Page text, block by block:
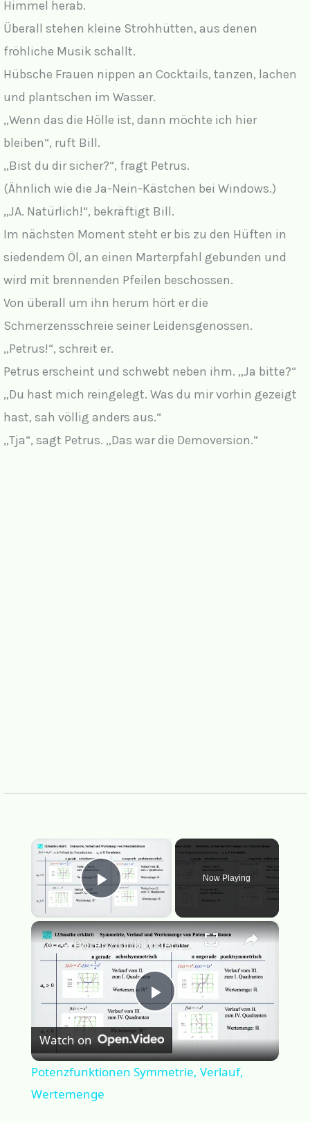
Himmel herab.
Überall stehen kleine Strohhütten, aus denen
fröhliche Musik schallt.
Hübsche Frauen nippen an Cocktails, tanzen, lachen
und plantschen im Wasser.
„Wenn das die Hölle ist, dann möchte ich hier
bleiben“, ruft Bill.
„Bist du dir sicher?“, fragt Petrus.
(Ähnlich wie die Ja-Nein-Kästchen bei Windows.)
„JA. Natürlich!“, bekräftigt Bill.
Im nächsten Moment steht er bis zu den Hüften in
siedendem Öl, an einen Marterpfahl gebunden und
wird mit brennenden Pfeilen beschossen.
Von überall um ihn herum hört er die
Schmerzensschreie seiner Leidensgenossen.
„Petrus!“, schreit er.
Petrus erscheint und schwebt neben ihm. „Ja bitte?“
„Du hast mich reingelegt. Was du mir vorhin gezeigt
hast, sah völlig anders aus.“
„Tja“, sagt Petrus. „Das war die Demoversion.“
Play Video
Now Playing
×
P
l
Potenzfunktionen Symmetrie, Verlauf, Wertemenge
Watch on
Potenzfunktionen Symmetrie, Verlauf,
Wertemenge